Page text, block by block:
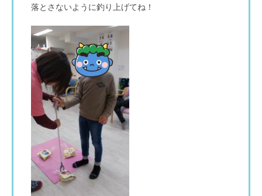
落とさないように釣り上げてね！